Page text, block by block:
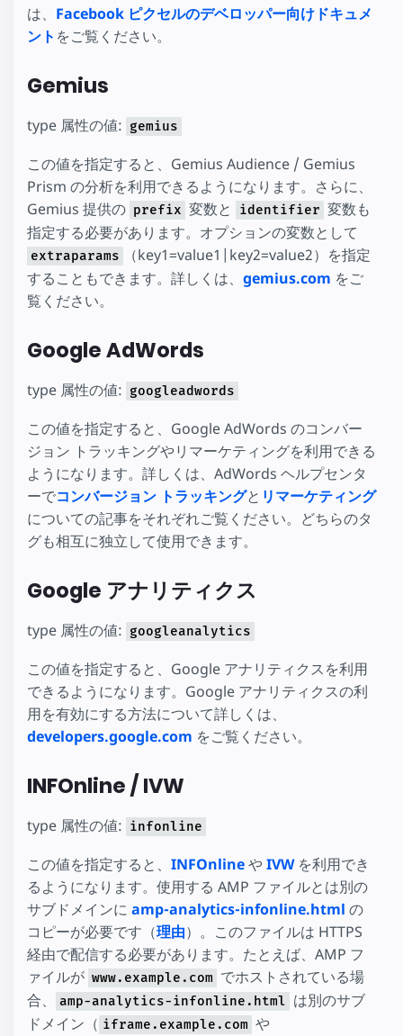
は、 Facebook ピクセルのデベロッパー向けドキュメ
ント をご覧ください。
Gemius
type 属性の値: gemius
この値を指定すると、Gemius Audience / Gemius
Prism の分析を利用できるようになります。さらに、
Gemius 提供の prefix 変数と identifier 変数も
指定する必要があります。オプションの変数として
extraparams
（key1=value1|key2=value2）を指定
することもできます。詳しくは、 gemius.com をご
覧ください。
Google AdWords
type 属性の値: googleadwords
この値を指定すると、Google AdWords のコンバー
ジョン トラッキングやリマーケティングを利用できる
ようになります。詳しくは、AdWords ヘルプセンタ
ーでコンバージョン トラッキングと リマーケティング
についての記事をそれぞれご覧ください。どちらのタ
グも相互に独立して使用できます。
Google アナリティクス
type 属性の値: googleanalytics
この値を指定すると、Google アナリティクスを利用
できるようになります。Google アナリティクスの利
用を有効にする方法について詳しくは、
developers.google.com をご覧ください。
INFOnline / IVW
type 属性の値: infonline
この値を指定すると、 INFOnlineやIVWを利用でき
るようになります。使用する AMP ファイルとは別の
サブドメインに amp-analytics-infonline.html の
コピーが必要です（理由）。このファイルは HTTPS
経由で配信する必要があります。たとえば、AMP フ
ァイルが www.example.com でホストされている場
合、
amp-analytics-infonline.html は別のサブ
ドメイン（ iframe.example.com や